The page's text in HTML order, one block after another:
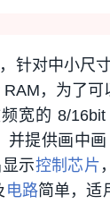
，针对中小尺
，为了可
宽的 8/
并提供画中
示控制芯片
电路简单，适